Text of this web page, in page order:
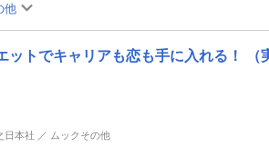
他
ットでキャリアも恋も手に入れる！ （
日本社 ／ ムックその他